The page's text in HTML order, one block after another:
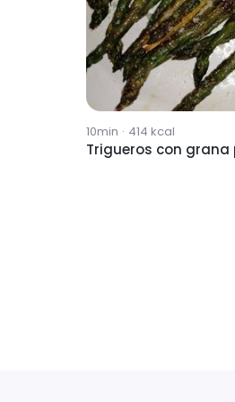
10min · 414 kcal
Trigueros con